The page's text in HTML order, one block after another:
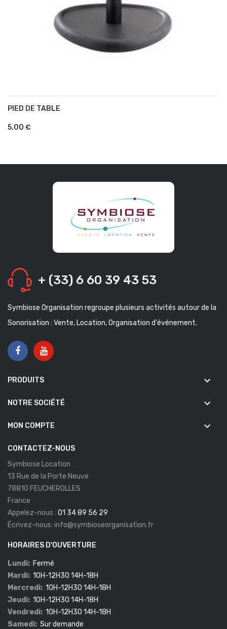
PIED DE TABLE
5,00 €
+ (33) 6 60 39 43 53
Symbiose Organisation regroupe plusieurs activités autour de la
Sonorisation : Vente, Location, Organisation d'événement.
PRODUITS keyboard_arrow_down
NOTRE SOCIÉTÉ keyboard_arrow_down
MON COMPTE keyboard_arrow_down
CONTACTEZ-NOUS
Symbiose Location
13 Rue de la Porte Neuve
78810 FEUCHEROLLES
France
Appelez-nous : 01 34 89 56 29
Écrivez-nous: info@symbioseorganisation.fr
HORAIRES D'OUVERTURE
Lundi: Fermé
Mardi: 10H-12H30 14H-18H
Mercredi: 10H-12H30 14H-18H
Jeudi: 10H-12H30 14H-18H
Vendredi: 10H-12H30 14H-18H
Samedi: Sur demande